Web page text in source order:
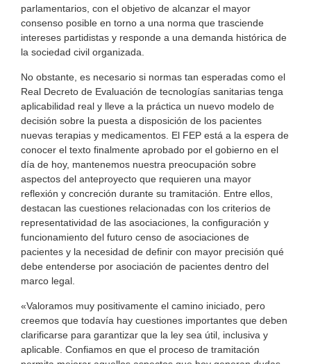
parlamentarios, con el objetivo de alcanzar el mayor
consenso posible en torno a una norma que trasciende
intereses partidistas y responde a una demanda histórica de
la sociedad civil organizada.
No obstante, es necesario si normas tan esperadas como el
Real Decreto de Evaluación de tecnologías sanitarias tenga
aplicabilidad real y lleve a la práctica un nuevo modelo de
decisión sobre la puesta a disposición de los pacientes
nuevas terapias y medicamentos. El FEP está a la espera de
conocer el texto finalmente aprobado por el gobierno en el
día de hoy, mantenemos nuestra preocupación sobre
aspectos del anteproyecto que requieren una mayor
reflexión y concreción durante su tramitación. Entre ellos,
destacan las cuestiones relacionadas con los criterios de
representatividad de las asociaciones, la configuración y
funcionamiento del futuro censo de asociaciones de
pacientes y la necesidad de definir con mayor precisión qué
debe entenderse por asociación de pacientes dentro del
marco legal.
«Valoramos muy positivamente el camino iniciado, pero
creemos que todavía hay cuestiones importantes que deben
clarificarse para garantizar que la ley sea útil, inclusiva y
aplicable. Confiamos en que el proceso de tramitación